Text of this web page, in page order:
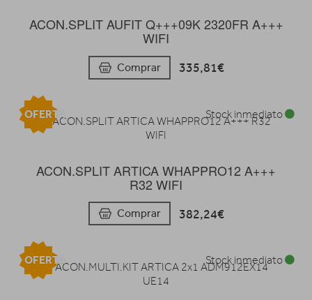
ACON.SPLIT AUFIT Q+++09K 2320FR A+++
WIFI
Comprar 335,81€
ACON.SPLIT ARTICA WHAPPRO12 A+++
R32 WIFI
Comprar 382,24€
Stock inmediato
OFERTA
Stock inmediato
OFERTA